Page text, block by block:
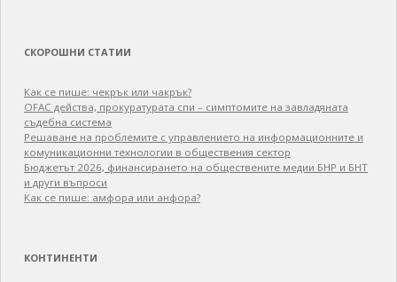
СКОРОШНИ СТАТИИ
Как се пише: чекрък или чакрък?
OFAC действа, прокуратурата спи – симптомите на завладяната
съдебна система
Решаване на проблемите с управлението на информационните и
комуникационни технологии в обществения сектор
Бюджетът 2026, финансирането на обществените медии БНР и БНТ
и други въпроси
Как се пише: амфора или анфора?
КОНТИНЕНТИ